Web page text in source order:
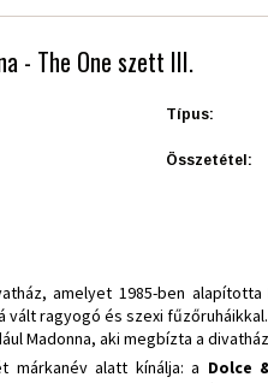
- The One szett III.
Típus:
Összetétel:
amelyet 1985-ben
ragyogó és szexi
Madonna, aki megbízta a
márkanév alatt kínálja: a Dolce